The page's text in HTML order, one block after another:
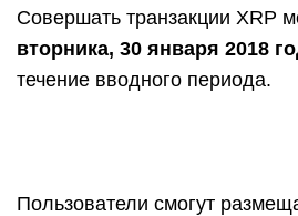
Совершать транзакции XRP
вторника, 30 января 2018
течение вводного периода.
Пользователи смогут